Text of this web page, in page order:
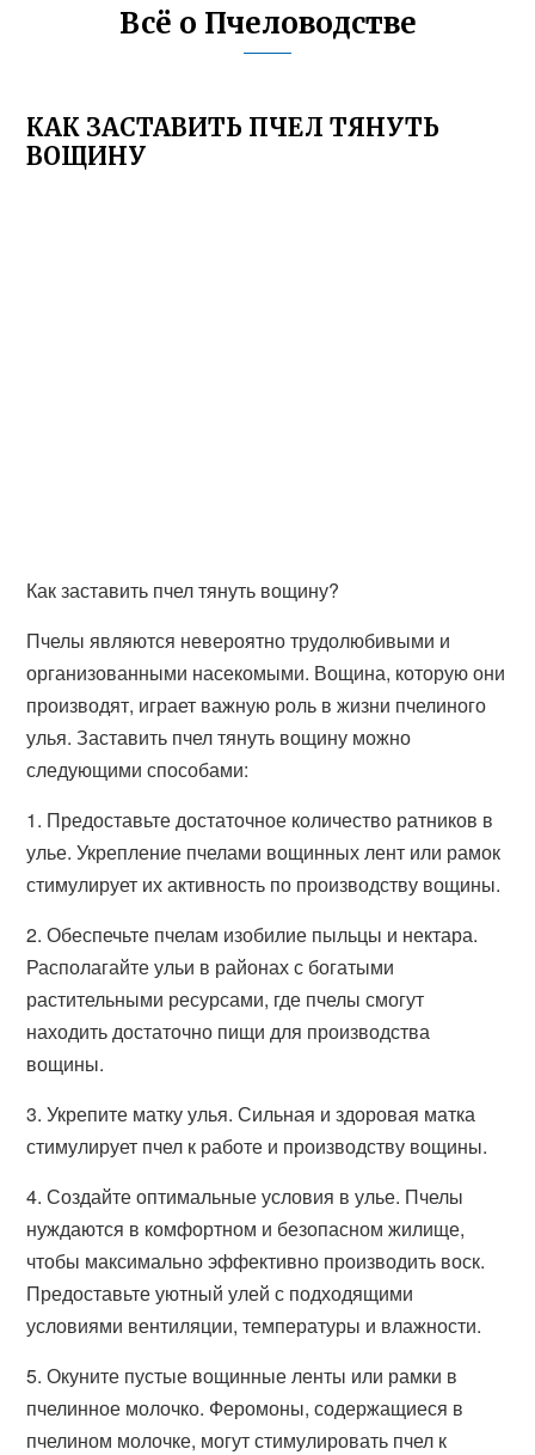
Всё о Пчеловодстве
КАК ЗАСТАВИТЬ ПЧЕЛ ТЯНУТЬ
ВОЩИНУ
Как заставить пчел тянуть вощину?
Пчелы являются невероятно трудолюбивыми и
организованными насекомыми. Вощина, которую они
производят, играет важную роль в жизни пчелиного
улья. Заставить пчел тянуть вощину можно
следующими способами:
1. Предоставьте достаточное количество ратников в
улье. Укрепление пчелами вощинных лент или рамок
стимулирует их активность по производству вощины.
2. Обеспечьте пчелам изобилие пыльцы и нектара.
Располагайте ульи в районах с богатыми
растительными ресурсами, где пчелы смогут
находить достаточно пищи для производства
вощины.
3. Укрепите матку улья. Сильная и здоровая матка
стимулирует пчел к работе и производству вощины.
4. Создайте оптимальные условия в улье. Пчелы
нуждаются в комфортном и безопасном жилище,
чтобы максимально эффективно производить воск.
Предоставьте уютный улей с подходящими
условиями вентиляции, температуры и влажности.
5. Окуните пустые вощинные ленты или рамки в
пчелинное молочко. Феромоны, содержащиеся в
пчелином молочке, могут стимулировать пчел к